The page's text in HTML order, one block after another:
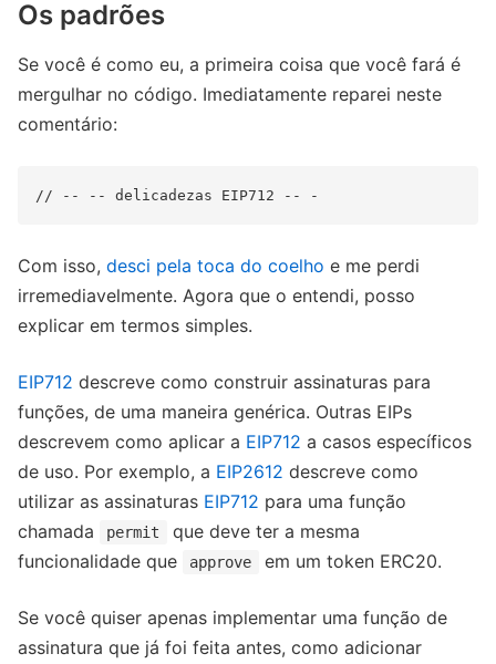
Os padrões
Se você é como eu, a primeira coisa que você fará é
mergulhar no código. Imediatamente reparei neste
comentário:
Com isso, desci pela toca do coelho e me perdi
irremediavelmente. Agora que o entendi, posso
explicar em termos simples.
EIP712 descreve como construir assinaturas para
funções, de uma maneira genérica. Outras EIPs
descrevem como aplicar a EIP712 a casos específicos
de uso. Por exemplo, a EIP2612 descreve como
utilizar as assinaturas EIP712 para uma função
chamada
permit
que deve ter a mesma
funcionalidade que
approve em um token ERC20.
Se você quiser apenas implementar uma função de
assinatura que já foi feita antes, como adicionar